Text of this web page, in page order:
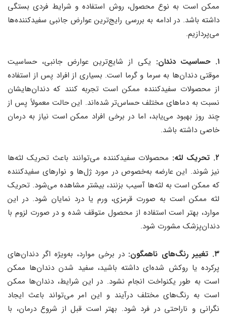
ممکن است به نوع محصول، روش استفاده و شرایط فردی بستگی
داشته باشد. در ادامه به بررسی رایج‌ترین عوارض جانبی سفیدکننده‌ها
می‌پردازیم.
۱. حساسیت دندان:
یکی از شایع‌ترین عوارض جانبی، حساسیت
موقتی دندان‌ها به سرما و گرما است. بسیاری از افراد پس از استفاده
از محصولات سفیدکننده ممکن است تجربه کنند که دندان‌هایشان
نسبت به دماهای مختلف حساس‌تر شده‌اند. این حالت معمولاً پس از
چند روز بهبود می‌یابد، اما در برخی افراد ممکن است نیاز به درمان
خاصی داشته باشد.
۲. تحریک لثه:
محصولات سفیدکننده می‌توانند باعث تحریک لثه‌ها
نیز شوند. این عارضه به‌خصوص در مورد ژل‌ها و نوارهای سفیدکننده
که ممکن است به لثه‌ها آسیب بزنند، بیشتر مشاهده می‌شود. تحریک
لثه ممکن است به صورت قرمزی، ورم یا درد نمایان شود. در این
موارد، بهتر است استفاده از محصول متوقف شده و در صورت لزوم با
دندان‌پزشک مشورت شود.
۳. تغییر رنگ‌های ناهمگون:
در برخی موارد، به‌ویژه اگر دندان‌های
پرکرده یا روکش شده‌ای داشته باشید، سفید شدن دندان‌ها ممکن
است به طور یکنواخت انجام نشود. در این شرایط، دندان‌ها ممکن
است به رنگ‌های مختلف درآیند و این امر می‌تواند باعث ایجاد
نگرانی و ناراحتی در فرد شود. بهتر است قبل از شروع درمان، با